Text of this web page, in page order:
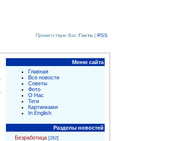
Приветствую Вас Гость | RSS
Меню сайта
Главная
Все новости
Советы
Фото
О Нас
Теги
Картинками
In English
Разделы новостей
Безработица [262]